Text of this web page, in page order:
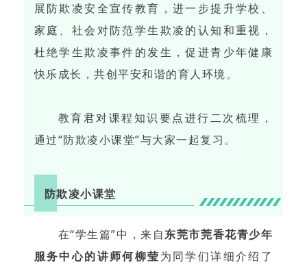
展防欺凌安全宣传教育，进一步提升学校、
家庭、社会对防范学生欺凌的认知和重视，
杜绝学生欺凌事件的发生，促进青少年健康
快乐成长，共创平安和谐的育人环境。
教育君对课程知识要点进行二次梳理，
通过“防欺凌小课堂”与大家一起复习。
防欺凌小课堂
在“学生篇”中，来自东莞市莞香花青少年
服务中心的讲师何柳莹为同学们详细介绍了